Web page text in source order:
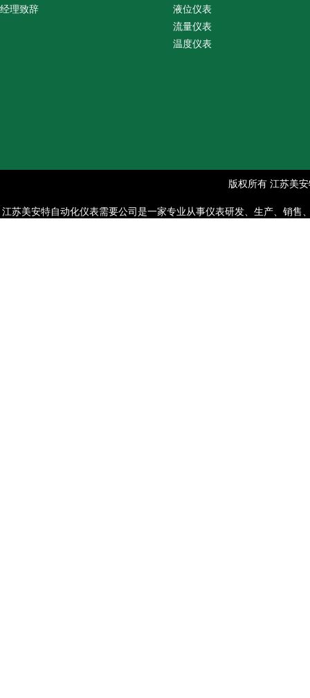
经理致辞
液位仪表
流量仪表
温度仪表
版权所有 江苏美
江苏美安特自动化仪表需要公司是一家专业从事仪表研发、生产、销售